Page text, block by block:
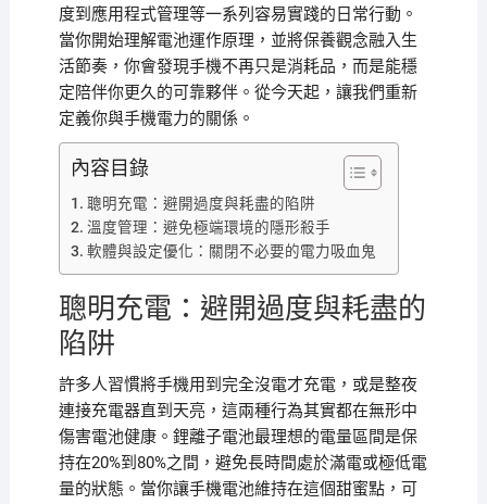
度到應用程式管理等一系列容易實踐的日常行動。
當你開始理解電池運作原理，並將保養觀念融入生
活節奏，你會發現手機不再只是消耗品，而是能穩
定陪伴你更久的可靠夥伴。從今天起，讓我們重新
定義你與手機電力的關係。
內容目錄
聰明充電：避開過度與耗盡的陷阱
溫度管理：避免極端環境的隱形殺手
軟體與設定優化：關閉不必要的電力吸血鬼
聰明充電：避開過度與耗盡的
陷阱
許多人習慣將手機用到完全沒電才充電，或是整夜
連接充電器直到天亮，這兩種行為其實都在無形中
傷害電池健康。鋰離子電池最理想的電量區間是保
持在20%到80%之間，避免長時間處於滿電或極低電
量的狀態。當你讓手機電池維持在這個甜蜜點，可